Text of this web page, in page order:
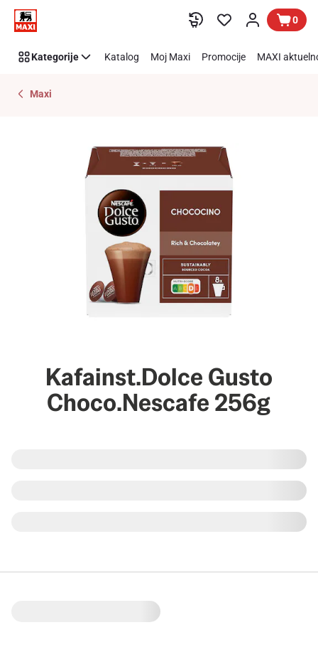
Preskoči link 0
Kategorije Katalog Moj Maxi Promocije MAXI
Maxi
Kafainst.Dolce Gusto
Choco.Nescafe 256g